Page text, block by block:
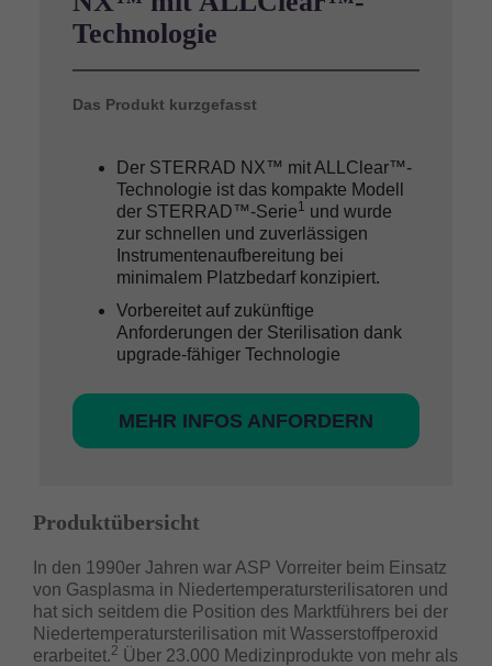
Technologie
Das Produkt kurzgefasst
Der STERRAD NX™ mit ALLClear™-
Technologie ist das kompakte Modell
der STERRAD™-Serie1 und wurde
zur schnellen und zuverlässigen
Instrumentenaufbereitung bei
minimalem Platzbedarf konzipiert.
Vorbereitet auf zukünftige
Anforderungen der Sterilisation dank
upgrade-fähiger Technologie
MEHR INFOS ANFORDERN
Produktübersicht
In den 1990er Jahren war ASP Vorreiter beim Einsatz
von Gasplasma in Niedertemperatursterilisatoren und
hat sich seitdem die Position des Marktführers bei der
Niedertemperatursterilisation mit Wasserstoffperoxid
erarbeitet.2 Über 23.000 Medizinprodukte von mehr als